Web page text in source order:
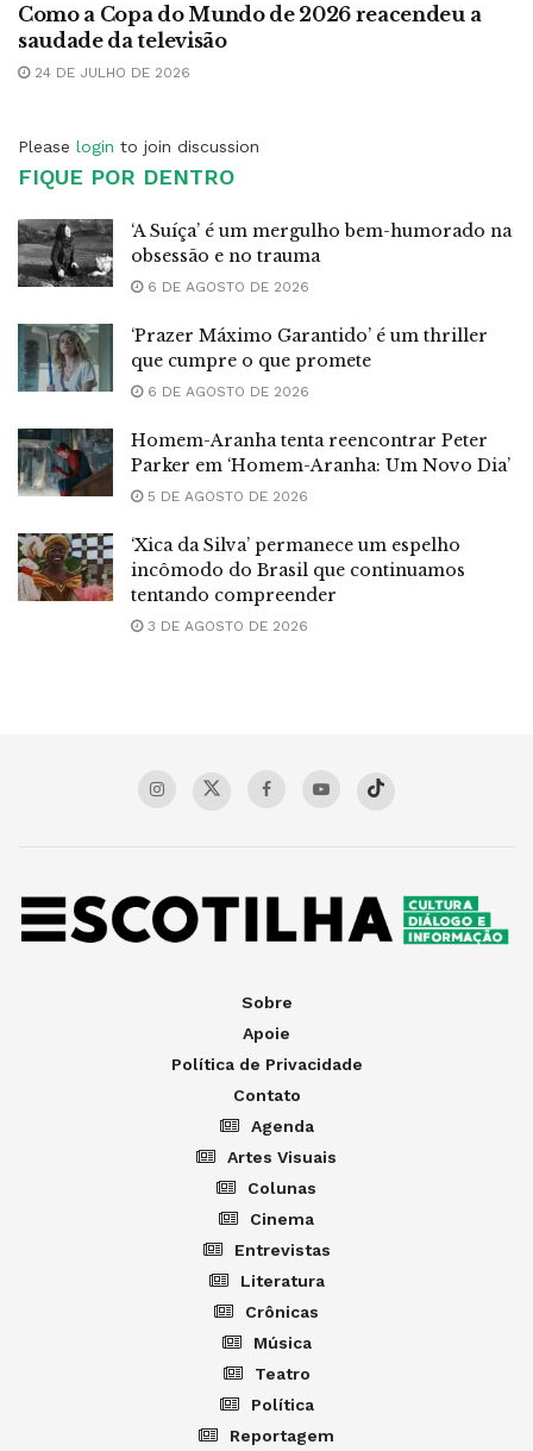
Como a Copa do Mundo de 2026 reacendeu a
saudade da televisão
24 DE JULHO DE 2026
Please login to join discussion
FIQUE POR DENTRO
‘A Suíça’ é um mergulho bem-humorado na
obsessão e no trauma
6 DE AGOSTO DE 2026
‘Prazer Máximo Garantido’ é um thriller
que cumpre o que promete
6 DE AGOSTO DE 2026
Homem-Aranha tenta reencontrar Peter
Parker em ‘Homem-Aranha: Um Novo Dia’
5 DE AGOSTO DE 2026
‘Xica da Silva’ permanece um espelho
incômodo do Brasil que continuamos
tentando compreender
3 DE AGOSTO DE 2026
Sobre
Apoie
Política de Privacidade
Contato
Agenda
Artes Visuais
Colunas
Cinema
Entrevistas
Literatura
Crônicas
Música
Teatro
Política
Reportagem